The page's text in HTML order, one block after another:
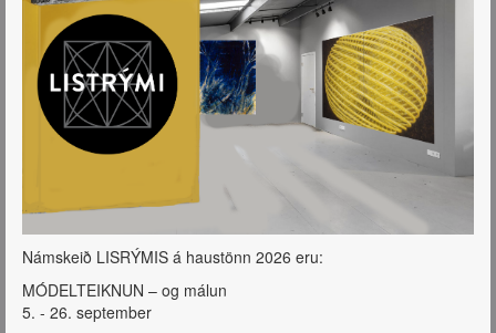
Námskeið LISRÝMIS á haustönn 2026 eru:
MÓDELTEIKNUN – og málun
5. - 26. september